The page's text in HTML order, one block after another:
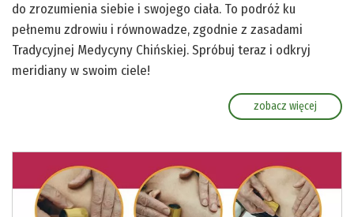
do zrozumienia siebie i swojego ciała. To podróż ku
pełnemu zdrowiu i równowadze, zgodnie z zasadami
Tradycyjnej Medycyny Chińskiej. Spróbuj teraz i odkryj
meridiany w swoim ciele!
zobacz więcej